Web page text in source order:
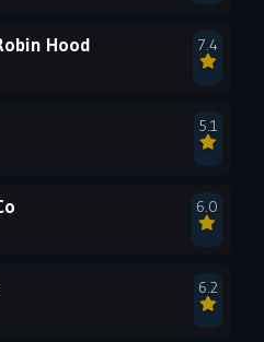
Hood 7.4
5.1
6.0
6.2